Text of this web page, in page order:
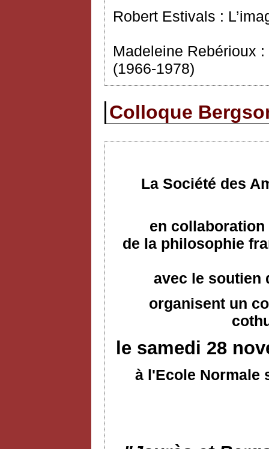
Robert Estivals :
Madeleine Rebérioux
(1966-1978)
Colloque
La Société des
en
de la philosophie
avec le soutien
organisent un
le samedi 28
à l'Ecole Normale